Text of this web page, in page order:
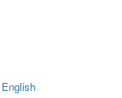
English